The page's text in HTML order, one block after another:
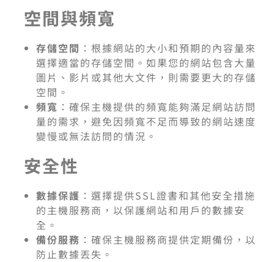
空間與頻寬
存儲空間 ：根據網站的大小和預期的內容量來
選擇適當的存儲空間。如果您的網站包含大量
圖片、影片或其他大文件，則需要更大的存儲
空間。
頻寬 ：確保主機提供的頻寬能夠滿足網站訪問
量的需求，避免因頻寬不足而導致的網站速度
變慢或無法訪問的情況。
安全性
數據保護 ：選擇提供SSL證書和其他安全措施
的主機服務商，以保護網站和用戶的數據安
全。
備份服務 ：確保主機服務商提供定期備份，以
防止數據丟失。